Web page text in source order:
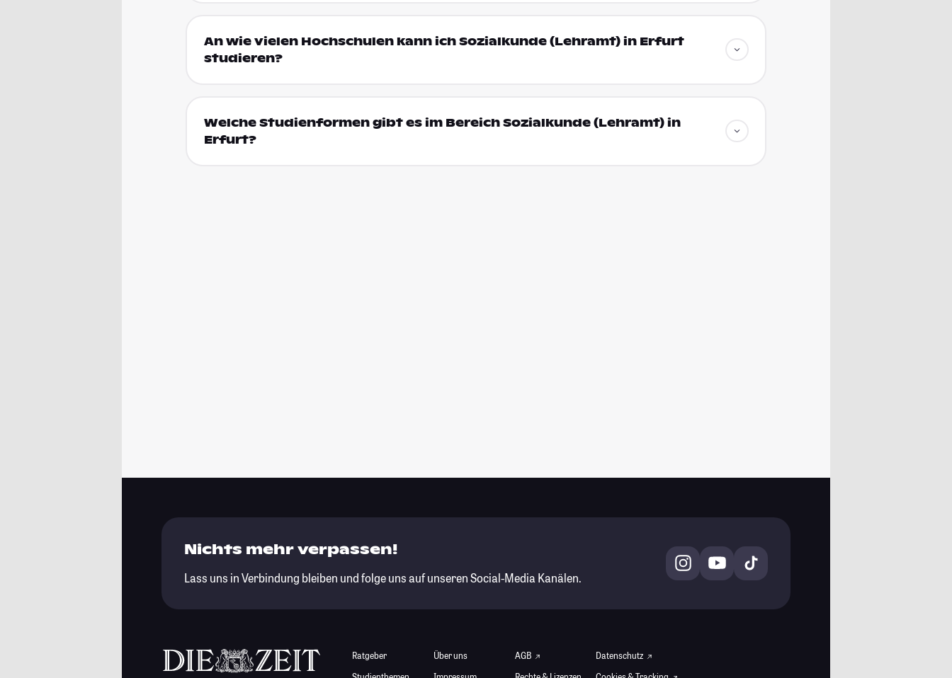
An wie vielen Hochschulen kann ich Sozialkunde (Lehramt) in Erfurt
studieren?
Welche Studienformen gibt es im Bereich Sozialkunde (Lehramt) in
Erfurt?
Nichts mehr verpassen!
Lass uns in Verbindung bleiben und folge uns auf unseren Social-Media Kanälen.
Ratgeber
Über uns
AGB
Datenschutz